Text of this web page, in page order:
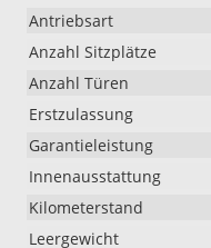
Antriebsart
Anzahl Sitzplätze
Anzahl Türen
Erstzulassung
Garantieleistung
Innenausstattung
Kilometerstand
Leergewicht